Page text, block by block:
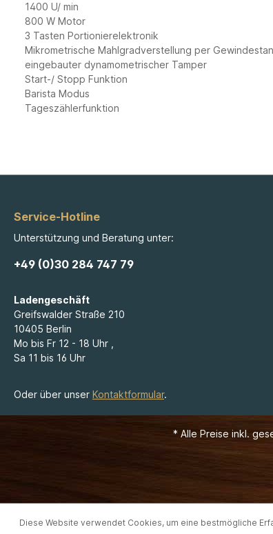
1400 U/ min
800 W Motor
3 Tasten Portionierelektronik
Mikrometrische Mahlgradverstellung per
eingebauter dynamometrischer Tamper
Start-/ Stopp Funktion
Barista Modus
Tageszählerfunktion
Service-Hotline
Unterstützung und Beratung unter:
+49 (0)30 284 747 79
Ladengeschäft
Greifswalder Straße 210
10405 Berlin
Mo bis Fr 12 - 18 Uhr ,
Sa 11 bis 16 Uhr
Oder über unser Kontaktformular.
* Alle Preise inkl.
Diese Website verwendet Cookies, um eine bestmögliche